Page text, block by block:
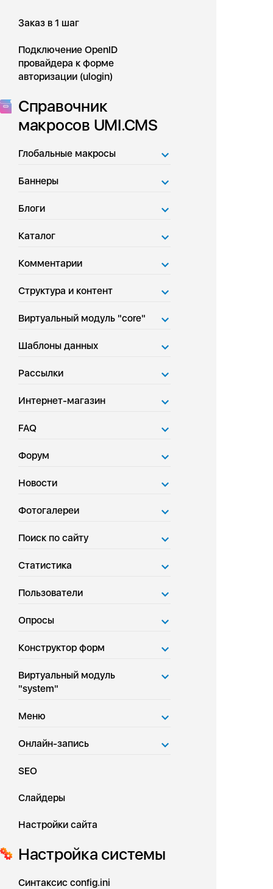
Заказ в 1 шаг
Подключение OpenID
провайдера к форме
авторизации (ulogin)
Справочник
макросов UMI.CMS
Глобальные макросы
Баннеры
Блоги
Каталог
Комментарии
Структура и контент
Виртуальный модуль "core"
Шаблоны данных
Рассылки
Интернет-магазин
FAQ
Форум
Новости
Фотогалереи
Поиск по сайту
Статистика
Пользователи
Опросы
Конструктор форм
Виртуальный модуль
"system"
Меню
Онлайн-запись
SEO
Слайдеры
Настройки сайта
Настройка системы
Синтаксис config.ini